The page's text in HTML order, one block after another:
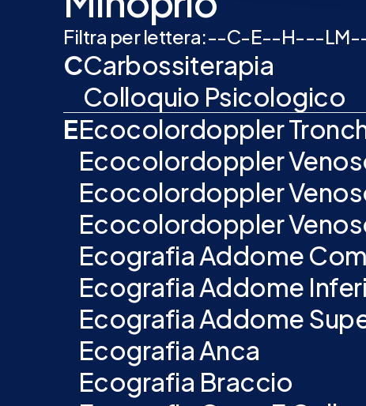
Filtra per lettera:--C-E--H---LM-
CCarbossiterapia
Colloquio Psicologico
EEcocolordoppler
Ecocolordoppler
Ecocolordoppler
Ecocolordoppler
Ecografia Addome
Ecografia Addome
Ecografia Addome
Ecografia Anca
Ecografia Braccio